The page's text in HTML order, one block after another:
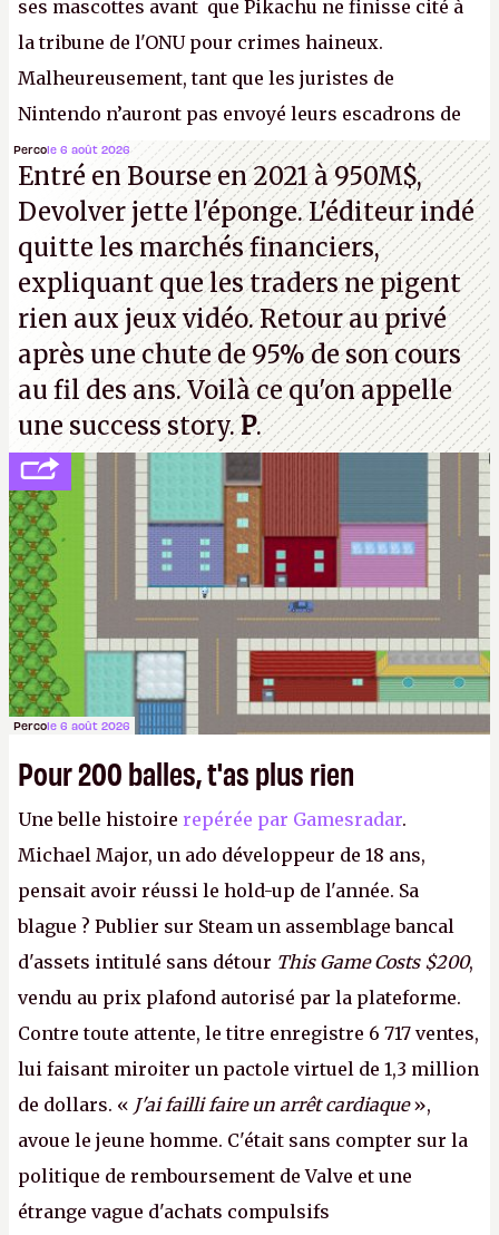
ses mascottes avant que Pikachu ne finisse cité à
la tribune de l'ONU pour crimes haineux.
Malheureusement, tant que les juristes de
Nintendo n’auront pas envoyé leurs escadrons de
la mort judiciaires pour distribuer du copyright
strike à tour de bras, l'Oncle Sam continuera
d'étaler sa confiture intellectuelle sur vos
souvenirs d'enfance.P.
Percole 6 août 2026
Entré en Bourse en 2021 à 950M$,
Devolver jette l'éponge. L'éditeur indé
quitte les marchés financiers,
expliquant que les traders ne pigent
rien aux jeux vidéo. Retour au privé
après une chute de 95% de son cours
au fil des ans. Voilà ce qu'on appelle
une success story.P.
Percole 6 août 2026
Pour 200 balles, t'as plus rien
Une belle histoire repérée par Gamesradar.
Michael Major, un ado développeur de 18 ans,
pensait avoir réussi le hold-up de l'année. Sa
blague ? Publier sur Steam un assemblage bancal
d'assets intitulé sans détour This Game Costs $200,
vendu au prix plafond autorisé par la plateforme.
Contre toute attente, le titre enregistre 6 717 ventes,
lui faisant miroiter un pactole virtuel de 1,3 million
de dollars. « J'ai failli faire un arrêt cardiaque»,
avoue le jeune homme. C'était sans compter sur la
politique de remboursement de Valve et une
étrange vague d'achats compulsifs